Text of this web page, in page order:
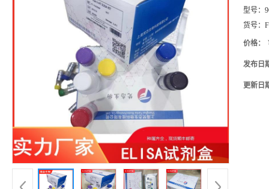
型号：
货号：
价格：
发布日
更新日